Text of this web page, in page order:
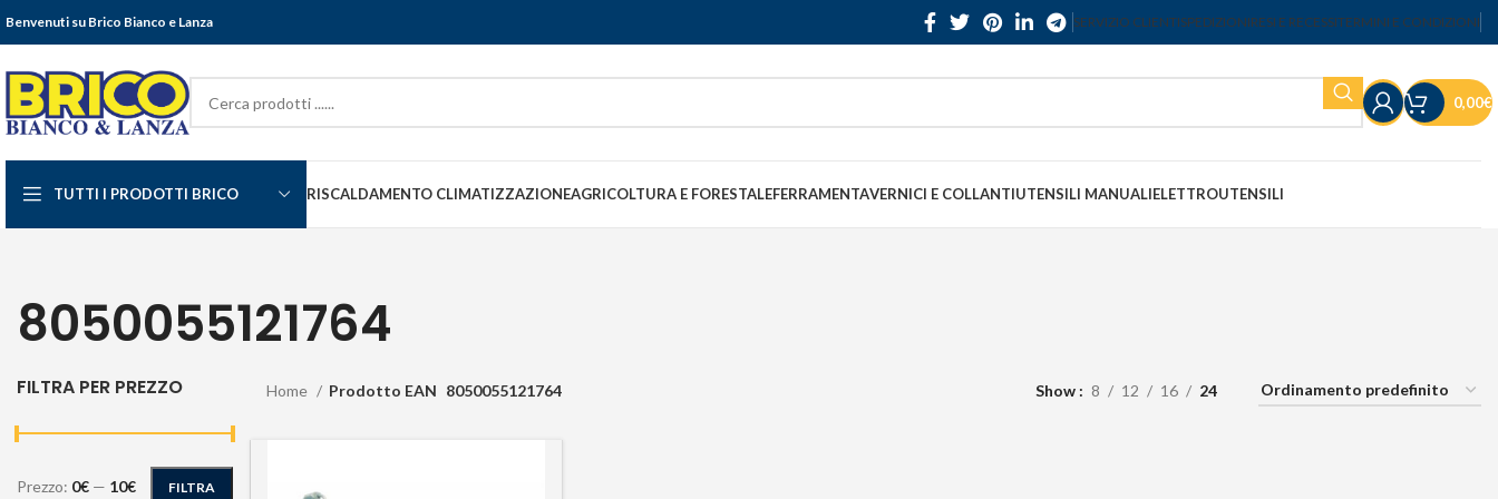
Benvenuti su Brico Bianco e Lanza SERVIZIO CLIENTISPEDIZIONIRESI E RECESSITERMINI E CONDIZIONI
0,00€
TUTTI I PRODOTTI BRICO RISCALDAMENTO CLIMATIZZAZIONEAGRICOLTURA E FORESTALEFERRAMENTAVERNICI E COLLANTIUTENSILI MANUALIELETTROUTENSILI
8050055121764
FILTRA PER PREZZO
FILTRA
Prezzo: 0€ — 10€
Home Prodotto EAN 8050055121764 Show 8 12 16 24